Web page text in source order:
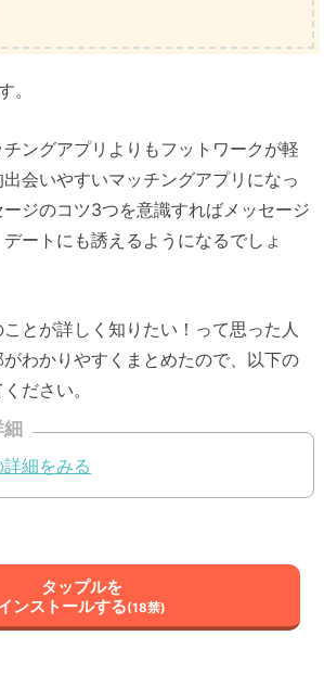
。
ングアプリよりもフットワークが軽
会いやすいマッチングアプリになっ
ジのコツ3つを意識すればメッセージ
ートにも誘えるようになるでしょ
とが詳しく知りたい！って思った人
わかりやすくまとめたので、以下の
ださい。
細をみる
タップルを
ンストールする(18禁)